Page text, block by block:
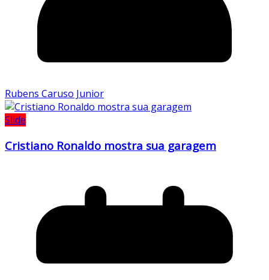
Rubens Caruso Junior
Slide
Cristiano Ronaldo mostra sua garagem